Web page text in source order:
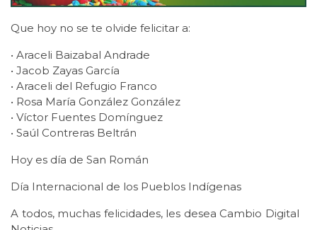
Que hoy no se te olvide felicitar a:
• Araceli Baizabal Andrade
• Jacob Zayas García
• Araceli del Refugio Franco
• Rosa María González González
• Víctor Fuentes Domínguez
• Saúl Contreras Beltrán
Hoy es día de San Román
Día Internacional de los Pueblos Indígenas
A todos, muchas felicidades, les desea Cambio Digital